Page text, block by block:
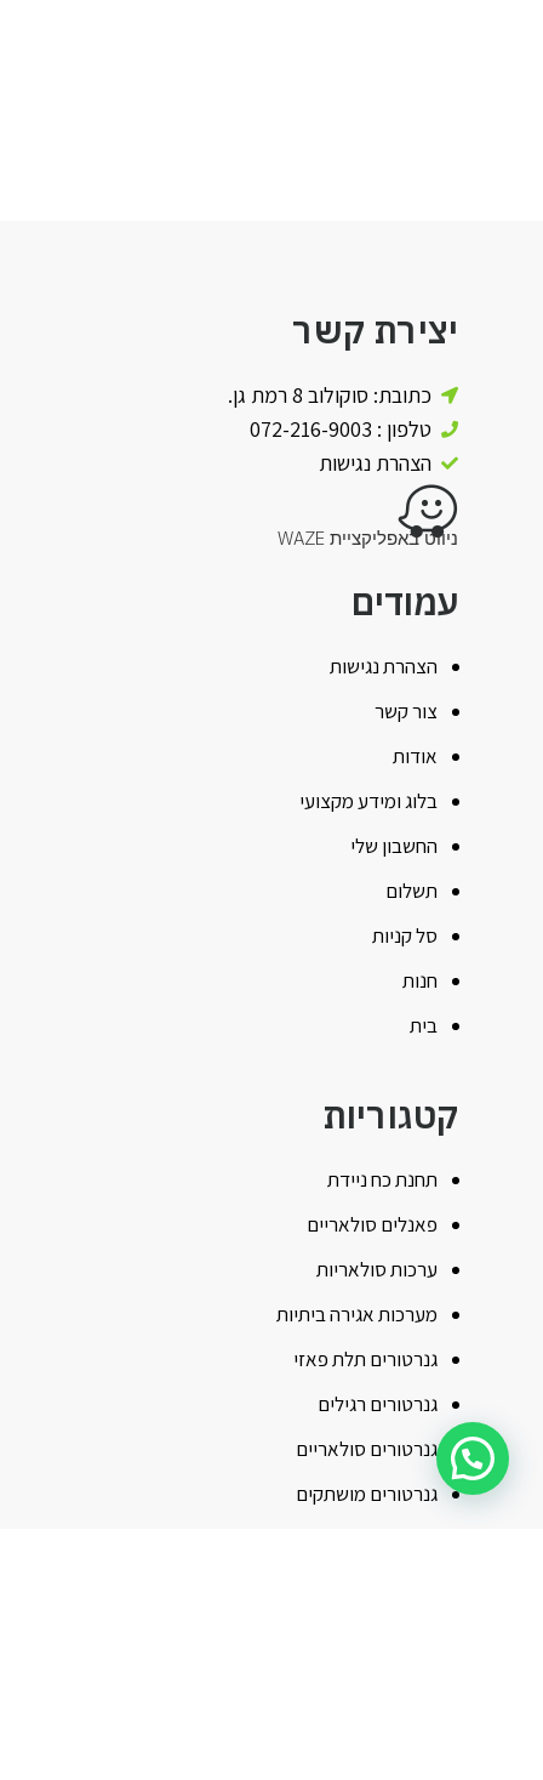
יצירת קשר
כתובת: סוקולוב 8 רמת גן.
טלפון : 072-216-9003
הצהרת נגישות
ניווט באפליקציית WAZE
עמודים
הצהרת נגישות
צור קשר
אודות
בלוג ומידע מקצועי
החשבון שלי
תשלום
סל קניות
חנות
בית
קטגוריות
תחנת כח ניידת
פאנלים סולאריים
ערכות סולאריות
מערכות אגירה ביתיות
גנרטורים תלת פאזי
גנרטורים רגילים
גנרטורים סולאריים
גנרטורים מושתקים